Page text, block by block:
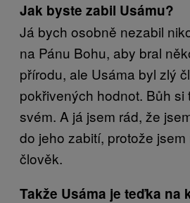
Jak byste zabil Usámu?
Já bych osobně nezabil
na Pánu Bohu, aby bral
přírodu, ale Usáma byl zlý
pokřivených hodnot. Bůh si
svém. A já jsem rád, že
do jeho zabití, protože
člověk.
Takže Usáma je teďka na